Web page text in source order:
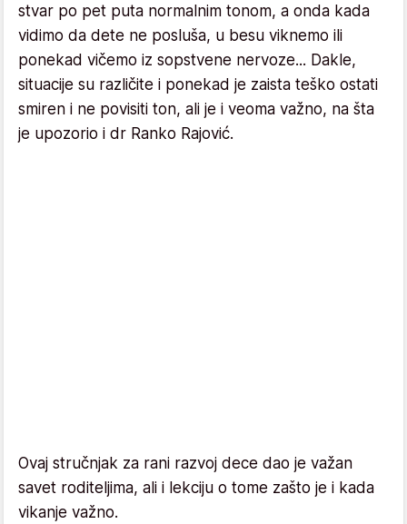
stvar po pet puta normalnim tonom, a onda kada
vidimo da dete ne posluša, u besu viknemo ili
ponekad vičemo iz sopstvene nervoze... Dakle,
situacije su različite i ponekad je zaista teško ostati
smiren i ne povisiti ton, ali je i veoma važno, na šta
je upozorio i dr Ranko Rajović.
Ovaj stručnjak za rani razvoj dece dao je važan
savet roditeljima, ali i lekciju o tome zašto je i kada
vikanje važno.